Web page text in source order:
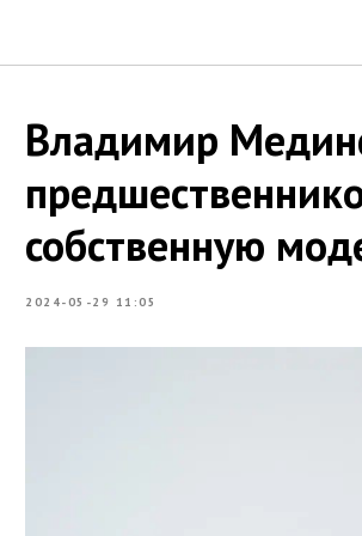
Владимир
собственную
2024-05-29 11:05